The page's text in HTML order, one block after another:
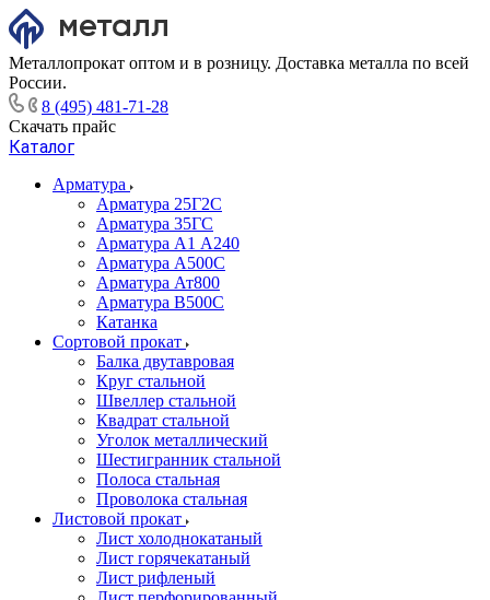
Металлопрокат оптом и в розницу. Доставка металла по всей
России.
8 (495) 481-71-28
Скачать прайс
Каталог
Арматура
Арматура 25Г2С
Арматура 35ГС
Арматура А1 А240
Арматура А500С
Арматура Ат800
Арматура В500С
Катанка
Сортовой прокат
Балка двутавровая
Круг стальной
Швеллер стальной
Квадрат стальной
Уголок металлический
Шестигранник стальной
Полоса стальная
Проволока стальная
Листовой прокат
Лист холоднокатаный
Лист горячекатаный
Лист рифленый